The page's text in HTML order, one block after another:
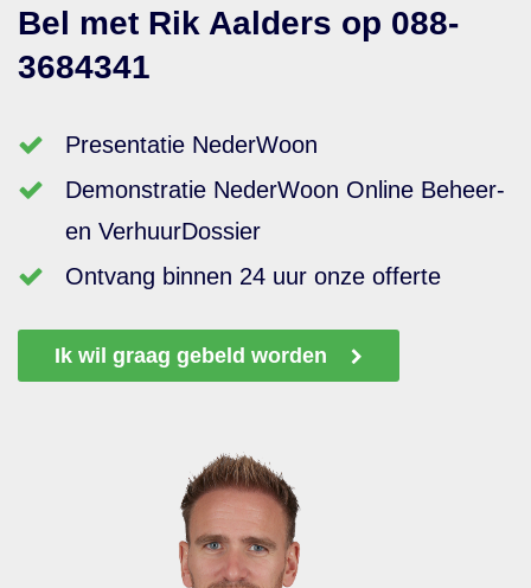
Bel met Rik Aalders op 088-
3684341
Presentatie NederWoon
Demonstratie NederWoon Online Beheer-
en VerhuurDossier
Ontvang binnen 24 uur onze offerte
Ik wil graag gebeld worden